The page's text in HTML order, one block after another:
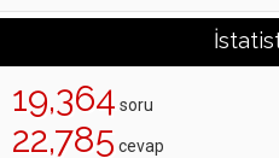
19,364 soru
22,785 cevap